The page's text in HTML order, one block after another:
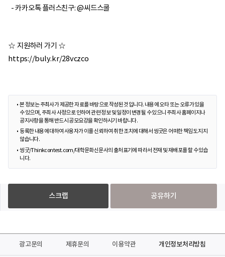
- 카카오톡 플러스친구: @씨드스쿨
☆ 지원하러 가기 ☆
https://buly.kr/28vczco
본 정보는 주최사가 제공한 자료를 바탕으로 작성된 것입니다. 내용에 오타 또는 오류가 있을
수 있으며, 주최사 사정으로 인하여 관련 정보 및 일정이 변경될 수 있으니 주최사 홈페이지나
공지사항을 통해 반드시 공모요강을 확인하시기 바랍니다.
등록한 내용에 대하여 사용자가 이를 신뢰하여 취한 조치에 대해서 씽굿은 어떠한 책임도 지지
않습니다.
씽굿/Thinkcontest.com/대학문화신문사의 출처표기에 따라서 전재 및 재배포를 할 수 있습
니다.
스크랩 공유하기
광고문의 제휴문의 이용약관 개인정보처리방침